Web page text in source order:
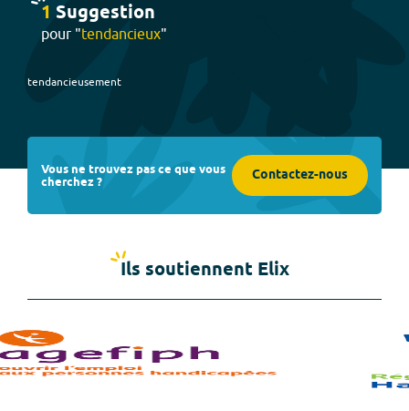
1 Suggestion
pour "tendancieux"
tendancieusement
Vous ne trouvez pas ce que vous
cherchez ? Contactez-nous
Ils soutiennent Elix